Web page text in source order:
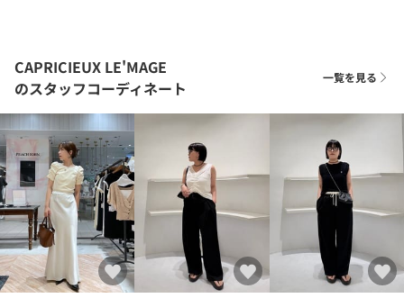
CAPRICIEUX LE'MAGE
のスタッフコーディネート
一覧を見る